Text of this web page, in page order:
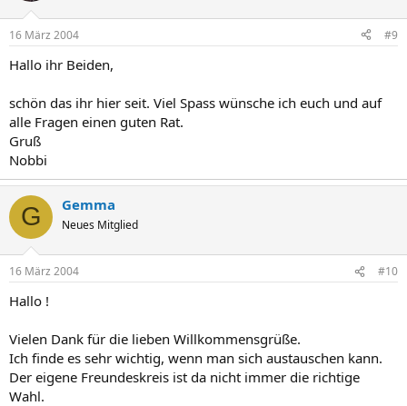
16 März 2004 #9
Hallo ihr Beiden,
schön das ihr hier seit. Viel Spass wünsche ich euch und auf
alle Fragen einen guten Rat.
Gruß
Nobbi
G Gemma
Neues Mitglied
16 März 2004 #10
Hallo !
Vielen Dank für die lieben Willkommensgrüße.
Ich finde es sehr wichtig, wenn man sich austauschen kann.
Der eigene Freundeskreis ist da nicht immer die richtige
Wahl.